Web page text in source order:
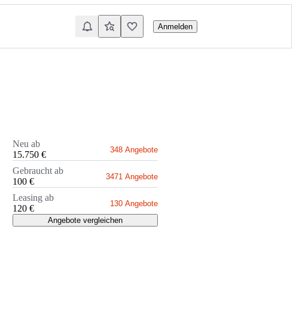
Anmelden
Neu ab
15.750 €
348 Angebote
Gebraucht ab
100 €
3471 Angebote
Leasing ab
120 €
130 Angebote
Angebote vergleichen